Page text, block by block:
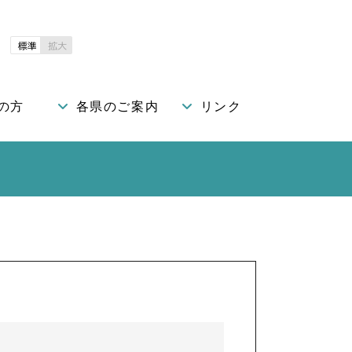
方 各県のご案内 リンク